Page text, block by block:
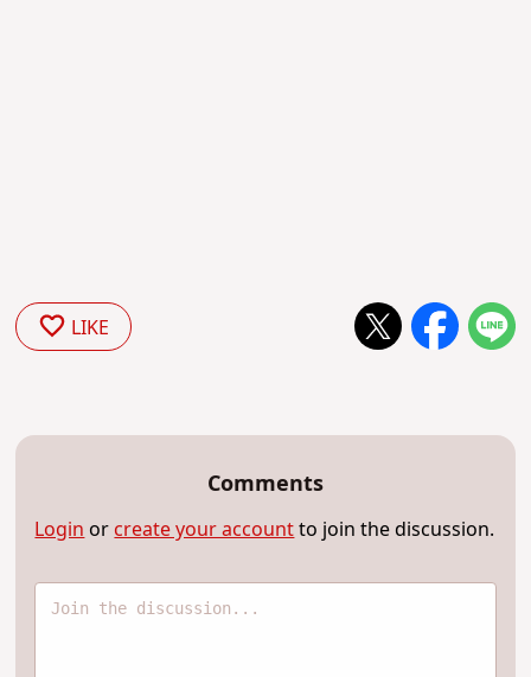
LIKE
Comments
Loginorcreate your accountto join the discussion.